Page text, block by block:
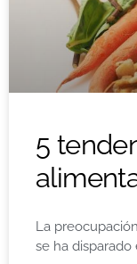
5
La
se ha